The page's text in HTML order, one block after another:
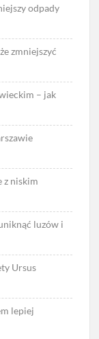
odpady
zmniejszyć
– jak
z niskim
luzów i
Ursus
lepiej